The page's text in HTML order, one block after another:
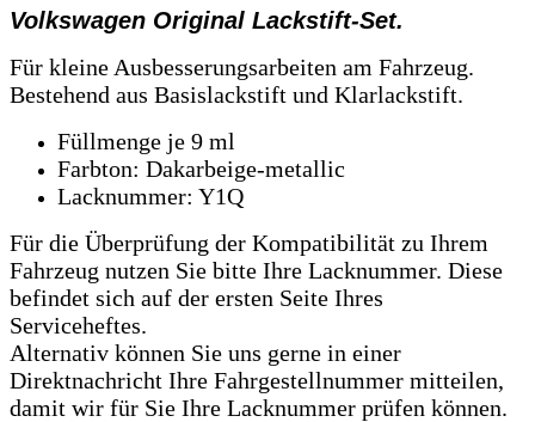
Volkswagen Original Lackstift-Set.
Für kleine Ausbesserungsarbeiten am Fahrzeug.
Bestehend aus Basislackstift und Klarlackstift.
Füllmenge je 9 ml
Farbton: Dakarbeige-metallic
Lacknummer: Y1Q
Für die Überprüfung der Kompatibilität zu Ihrem
Fahrzeug nutzen Sie bitte Ihre Lacknummer. Diese
befindet sich auf der ersten Seite Ihres
Serviceheftes.
Alternativ können Sie uns gerne in einer
Direktnachricht Ihre Fahrgestellnummer mitteilen,
damit wir für Sie Ihre Lacknummer prüfen können.